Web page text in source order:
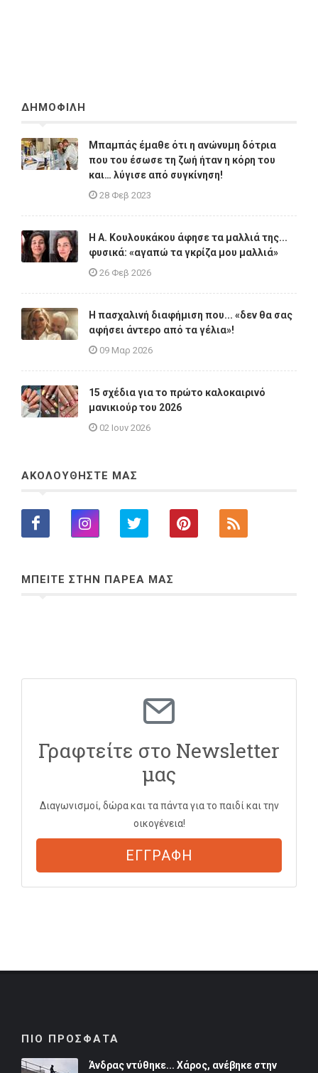
ΔΗΜΟΦΙΛΗ
Μπαμπάς έμαθε ότι η ανώνυμη δότρια
που του έσωσε τη ζωή ήταν η κόρη του
και… λύγισε από συγκίνηση!
28 Φεβ 2023
Η A. Κουλουκάκου άφησε τα μαλλιά της...
φυσικά: «αγαπώ τα γκρίζα μου μαλλιά»
26 Φεβ 2026
Η πασχαλινή διαφήμιση που... «δεν θα σας
αφήσει άντερο από τα γέλια»!
09 Μαρ 2026
15 σχέδια για το πρώτο καλοκαιρινό
μανικιούρ του 2026
02 Ιουν 2026
ΑΚΟΛΟΥΘΗΣΤΕ ΜΑΣ
ΜΠΕΙΤΕ ΣΤΗΝ ΠΑΡΕΑ ΜΑΣ
Γραφτείτε στο Newsletter
μας
Διαγωνισμοί, δώρα και τα πάντα για το παιδί και την
οικογένεια!
ΕΓΓΡΑΦΗ
ΠΙΟ ΠΡΟΣΦΑΤΑ
Άνδρας ντύθηκε... Χάρος, ανέβηκε στην